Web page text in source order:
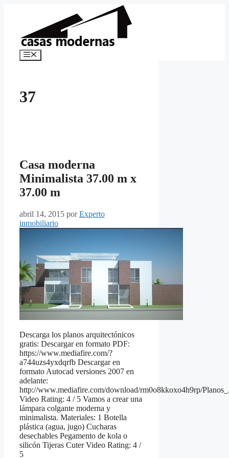
Menú
37
Casa moderna
Minimalista 37.00 m x
37.00 m
abril 14, 2015 porExperto
inmobiliario
Descarga los planos arquitectónicos
gratis: Descargar en formato PDF:
https://www.mediafire.com/?
a744uzs4yxdqrfb Descargar en
formato Autocad versiones 2007 en
adelante:
http://www.mediafire.com/download/rm0o8kkoxo4h9rp/
Video Rating: 4 / 5 Vamos a crear una
lámpara colgante moderna y
minimalista. Materiales: 1 Botella
plástica (agua, jugo) Cucharas
desechables Pegamento de kola o
silicón Tijeras Cuter Video Rating: 4 /
5